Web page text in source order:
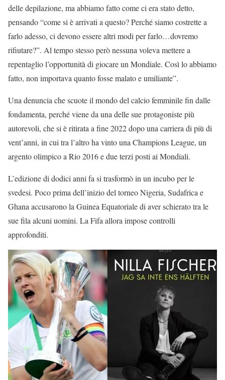
delle depilazione, ma abbiamo fatto come ci era stato detto,
pensando “come si è arrivati a questo? Perché siamo costrette a
farlo adesso, ci devono essere altri modi per farlo…dovremo
rifiutare?”. Al tempo stesso però nessuna voleva mettere a
repentaglio l’opportunità di giocare un Mondiale. Così lo abbiamo
fatto, non importava quanto fosse malato e umiliante”.
Una denuncia che scuote il mondo del calcio femminile fin dalle
fondamenta, perché viene da una delle sue protagoniste più
autorevoli, che si è ritirata a fine 2022 dopo una carriera di più di
vent’anni, in cui tra l’altro ha vinto una Champions League, un
argento olimpico a Rio 2016 e due terzi posti ai Mondiali.
L’edizione di dodici anni fa si trasformò in un incubo per le
svedesi. Poco prima dell’inizio del torneo Nigeria, Sudafrica e
Ghana accusarono la Guinea Equatoriale di aver schierato tra le
sue fila alcuni uomini. La Fifa allora impose controlli
approfonditi.